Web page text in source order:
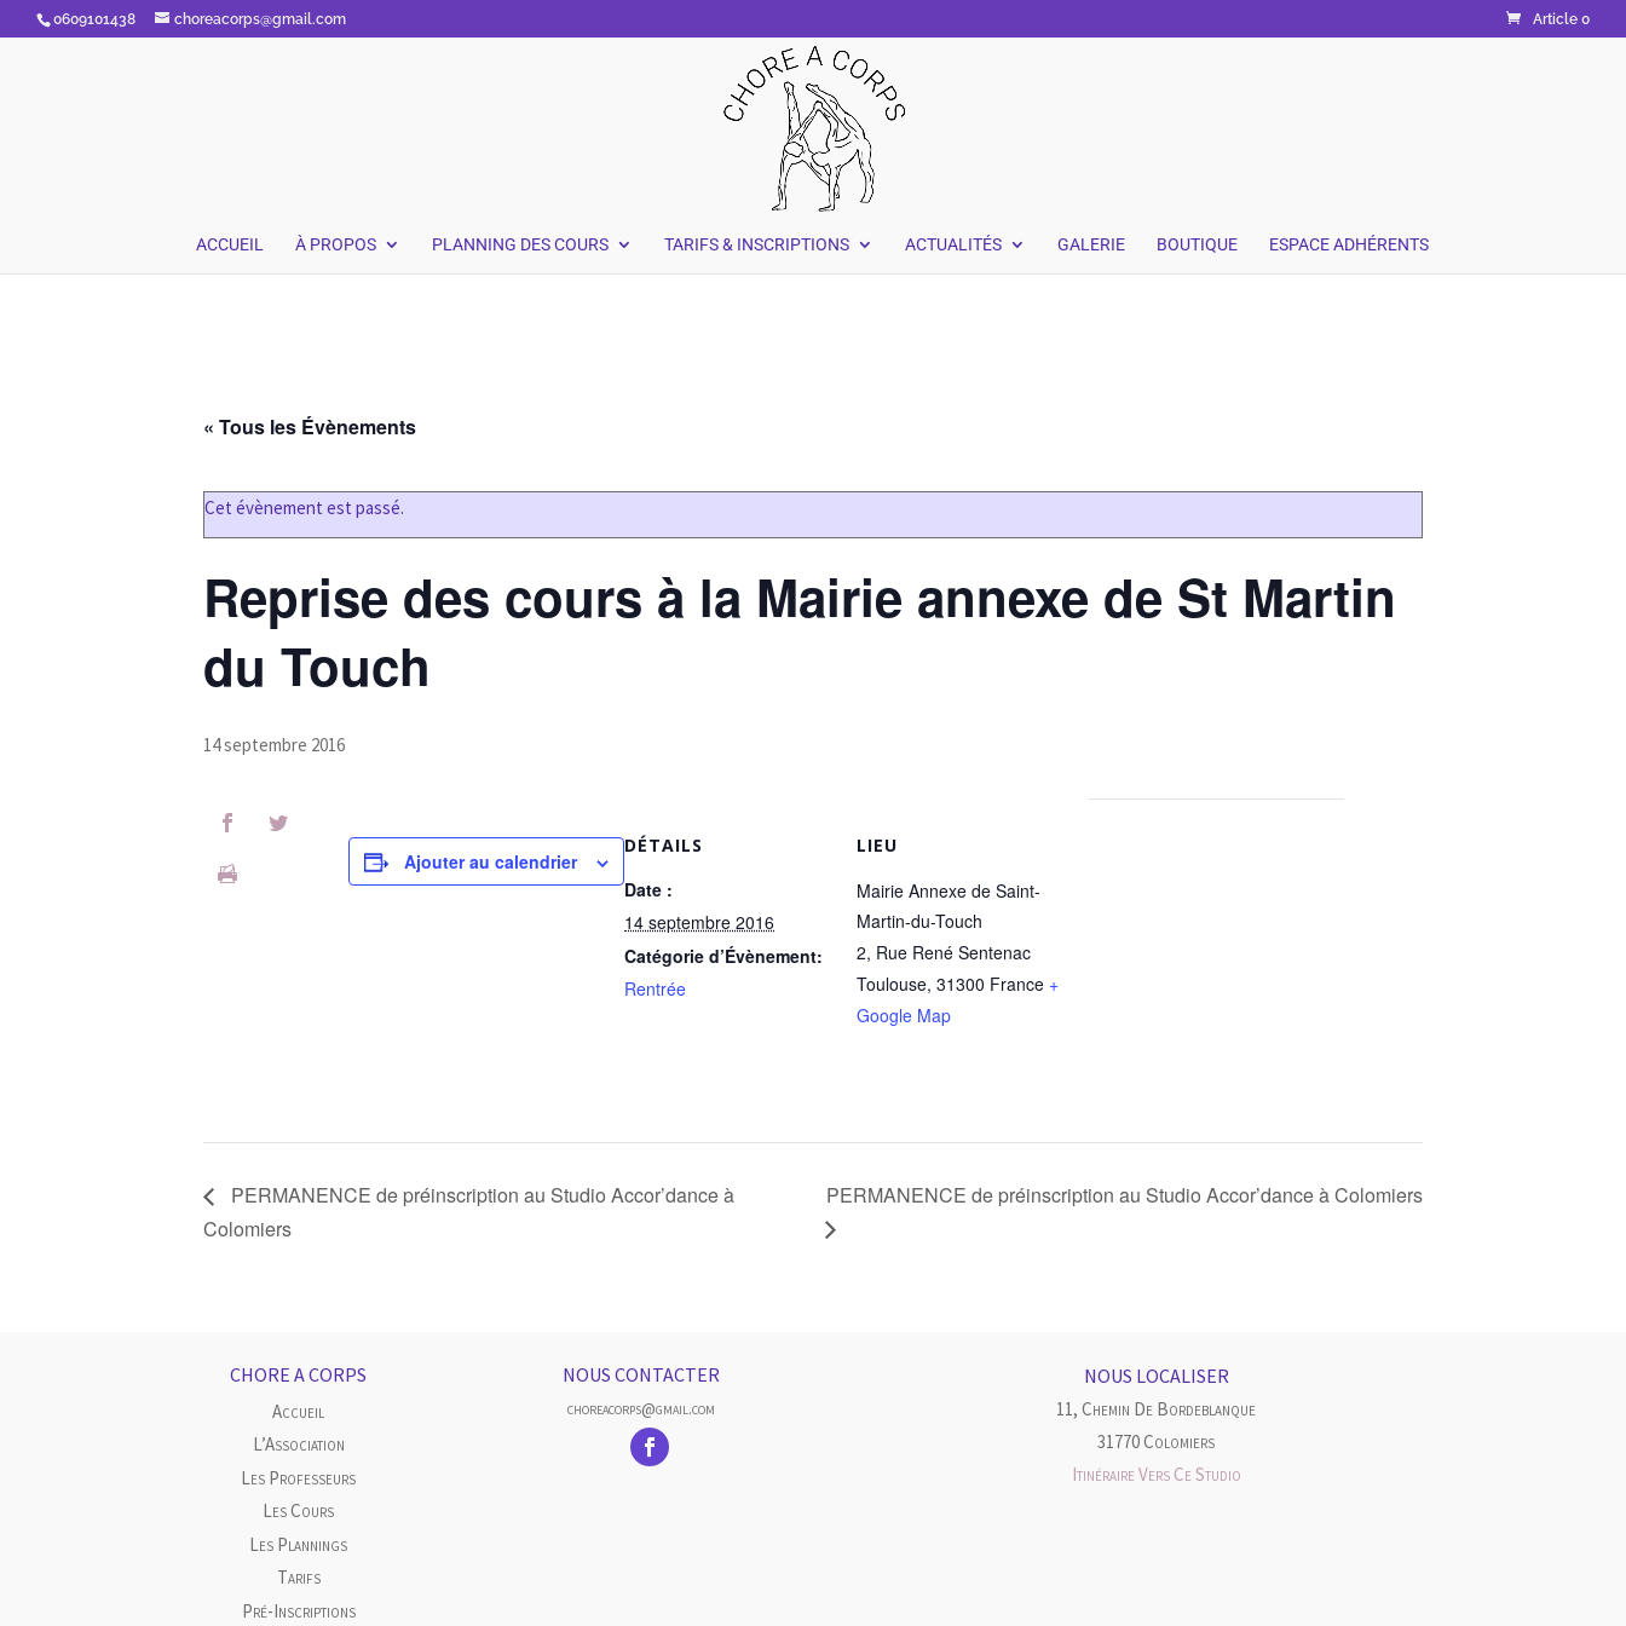
0609101438 choreacorps@gmail.com Article 0
ACCUEIL À PROPOS PLANNING DES COURS TARIFS & INSCRIPTIONS ACTUALITÉS GALERIE BOUTIQUE ESPACE ADHÉRENTS
« Tous les Évènements
Cet évènement est passé.
Reprise des cours à la Mairie annexe de St Martin
du Touch
14 septembre 2016
Ajouter au calendrier
DÉTAILS
Date :
14 septembre 2016
Catégorie d’Évènement:
Rentrée
LIEU
Mairie Annexe de Saint-
Martin-du-Touch
2, Rue René Sentenac
Toulouse, 31300 France +
Google Map
PERMANENCE de préinscription au Studio Accor’dance à
Colomiers
PERMANENCE de préinscription au Studio Accor’dance à Colomiers
CHORE A CORPS
Accueil
L’Association
Les Professeurs
Les Cours
Les Plannings
Tarifs
Pré-Inscriptions
NOUS CONTACTER
choreacorps@gmail.com
NOUS LOCALISER
11, Chemin De Bordeblanque
31770 Colomiers
Itinéraire Vers Ce Studio